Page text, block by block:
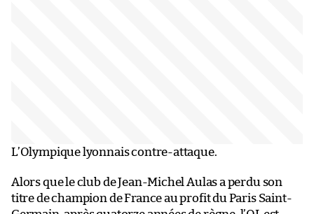
L’Olympique lyonnais contre-attaque.
Alors que le club de Jean-Michel Aulas a perdu son
titre de champion de France au profit du Paris Saint-